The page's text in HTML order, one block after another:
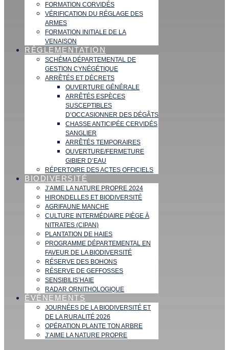
FORMATION CORVIDÉS
VÉRIFICATION DU RÉGLAGE DES
ARMES
FORMATION INITIALE DE LA
VENAISON
RÉGLEMENTATION
SCHÉMA DÉPARTEMENTAL DE
GESTION CYNÉGÉTIQUE
ARRÊTÉS ET DÉCRETS
OUVERTURE GÉNÉRALE
ARRÊTÉS ESPÈCES
SUSCEPTIBLES
D’OCCASIONNER DES DÉGÂTS
CHASSE ANTICIPÉE CERVIDÉS
SANGLIER
ARRÊTÉS TEMPORAIRES
OUVERTURE/FERMETURE
GIBIER D’EAU
RÉPERTOIRE DES ACTES OFFICIELS
BIODIVERSITÉ
J’AIME LA NATURE PROPRE 2024
HIRONDELLES ET BIODIVERSITÉ
AGRIFAUNE MANCHE
CULTURE INTERMÉDIAIRE PIÈGE À
NITRATES (CIPAN)
PLANTATION DE HAIES
PROGRAMME DÉPARTEMENTAL EN
FAVEUR DE LA BIODIVERSITÉ
RÉSERVE DES BOHONS
RÉSERVE DE GEFFOSSES
SENSIBILIS’HAIE
RADAR ORNITHOLOGIQUE
ÉVÉNEMENTS
JOURNÉES DE LA BIODIVERSITÉ ET
DE LA RURALITÉ 2026
OPÉRATION PLANTE TON ARBRE
J’AIME LA NATURE PROPRE